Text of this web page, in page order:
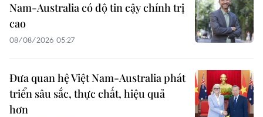
Nam-Australia có độ tin cậy chính trị
cao
08/08/2026 05:27
Đưa quan hệ Việt Nam-Australia phát
triển sâu sắc, thực chất, hiệu quả
hơn